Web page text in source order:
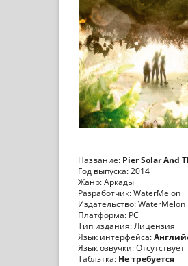
Название: Pier Solar And
Год выпуска: 2014
Жанр: Аркады
Разработчик: WaterMelon
Издательство: WaterMelon
Платформа: PC
Тип издания: Лицензия
Язык интерфейса:
Язык озвучки: Отсутствует
Таблэтка: Не требуется